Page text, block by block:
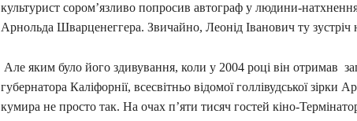
культурист сором’язливо попросив автограф у людини-
Арнольда Шварценеггера. Звичайно, Леонід Іванович ту зустріч
Але яким було його здивування, коли у 2004 році він отримав
губернатора Каліфорнії, всесвітньо відомої голлівудської
кумира не просто так. На очах п’яти тисяч гостей кіно-